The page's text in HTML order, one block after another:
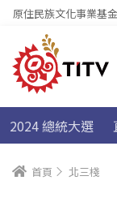
原住民族文化事業基
2024 總統大選
首頁 北三棧